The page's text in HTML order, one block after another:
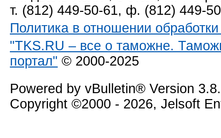
т. (812) 449-50-61, ф. (812) 449-
Политика в отношении
"TKS.RU – все о таможне.
портал" © 2000-2025
Powered by vBulletin® Version
Copyright ©2000 - 2026, Jelsoft